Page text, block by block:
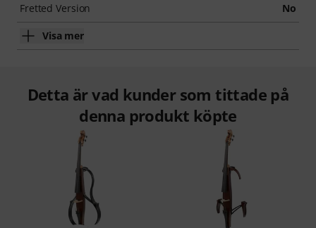
Fretted Version No
Visa mer
Detta är vad kunder som tittade på
denna produkt köpte